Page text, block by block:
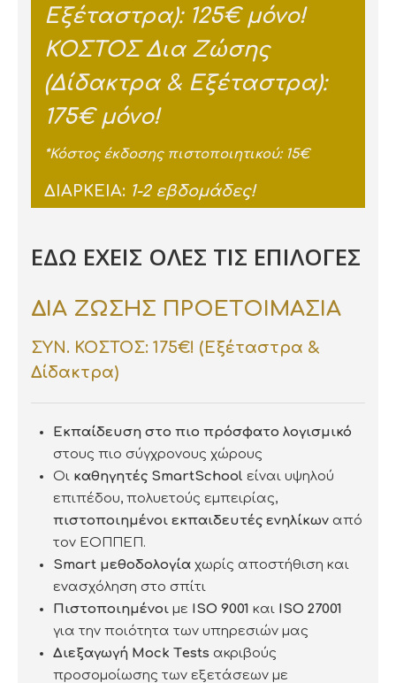
Εξέταστρα): 125€ μόνο!
ΚΟΣΤΟΣ Δια Ζώσης
(Δίδακτρα & Εξέταστρα):
175€ μόνο!
*Κόστος έκδοσης πιστοποιητικού: 15€
ΔΙΑΡΚΕΙΑ: 1-2 εβδομάδες!
ΕΔΩ ΕΧΕΙΣ ΟΛΕΣ ΤΙΣ ΕΠΙΛΟΓΕΣ
ΔΙΑ ΖΩΣΗΣ ΠΡΟΕΤΟΙΜΑΣΙΑ
ΣΥΝ. ΚΟΣΤΟΣ: 175€! (Εξέταστρα &
Δίδακτρα)
Εκπαίδευση στο πιο πρόσφατο λογισμικό
στους πιο σύγχρονους χώρους
Οι καθηγητές SmartSchool είναι υψηλού
επιπέδου, πολυετούς εμπειρίας,
πιστοποιημένοι εκπαιδευτές ενηλίκων από
τον ΕΟΠΠΕΠ.
Smart μεθοδολογία χωρίς αποστήθιση και
ενασχόληση στο σπίτι
Πιστοποιημένοι με ISO 9001 και ISO 27001
για την ποιότητα των υπηρεσιών μας
Διεξαγωγή Mock Τests ακριβούς
προσομοίωσης των εξετάσεων με